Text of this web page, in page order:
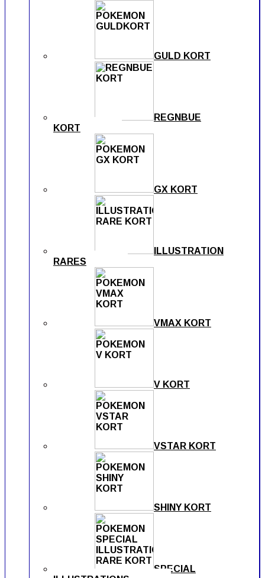
GULD KORT
REGNBUE
KORT
GX KORT
ILLUSTRATION
RARES
VMAX KORT
V KORT
VSTAR KORT
SHINY KORT
SPECIAL